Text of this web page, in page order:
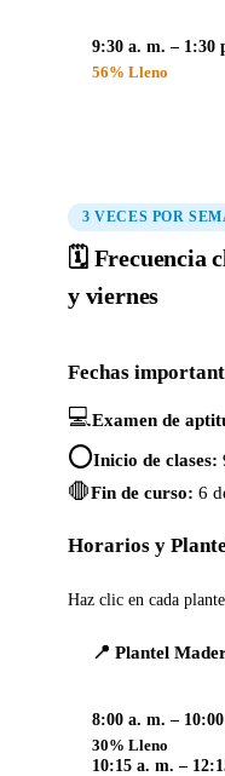
9:30 a. m. – 1:30
56% Lleno
3 VECES POR
🗓️ Frecuencia
y viernes
Fechas
💻Examen de
⭕Inicio de clases:
🛑Fin de curso: 6
Horarios y
Haz clic en cada
📍 Plantel
8:00 a. m. –
30% Lleno
10:15 a. m. –